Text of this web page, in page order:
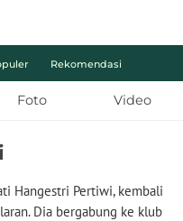
Rekomendasi
Foto Video
Hangestri Pertiwi, kembali
Dia bergabung ke klub